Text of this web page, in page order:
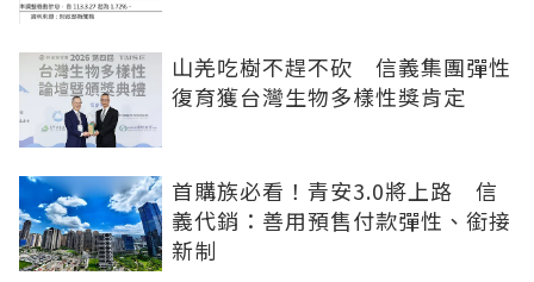
山羌吃樹不趕不砍 信義集團彈性
復育獲台灣生物多樣性獎肯定
首購族必看！青安3.0將上路 信
義代銷：善用預售付款彈性、銜接
新制